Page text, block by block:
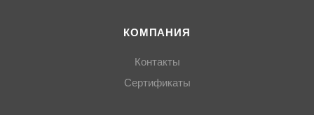
КОМПАНИЯ
Контакты
Сертификаты